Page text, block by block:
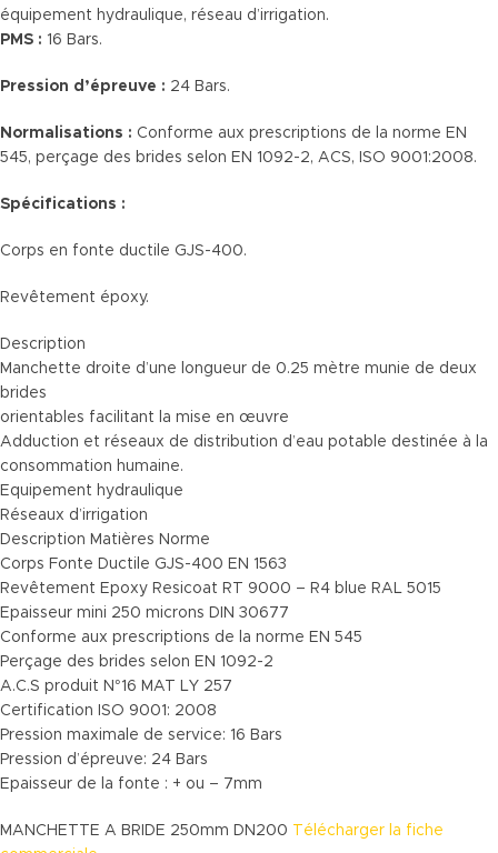
équipement hydraulique, réseau d’irrigation.
PMS : 16 Bars.
Pression d’épreuve : 24 Bars.
Normalisations : Conforme aux prescriptions de la norme EN
545, perçage des brides selon EN 1092-2, ACS, ISO 9001:2008.
Spécifications :
Corps en fonte ductile GJS-400.
Revêtement époxy.
Description
Manchette droite d’une longueur de 0.25 mètre munie de deux
brides
orientables facilitant la mise en œuvre
Adduction et réseaux de distribution d’eau potable destinée à la
consommation humaine.
Equipement hydraulique
Réseaux d’irrigation
Description Matières Norme
Corps Fonte Ductile GJS-400 EN 1563
Revêtement Epoxy Resicoat RT 9000 – R4 blue RAL 5015
Epaisseur mini 250 microns DIN 30677
Conforme aux prescriptions de la norme EN 545
Perçage des brides selon EN 1092-2
A.C.S produit N°16 MAT LY 257
Certification ISO 9001: 2008
Pression maximale de service: 16 Bars
Pression d’épreuve: 24 Bars
Epaisseur de la fonte : + ou – 7mm
MANCHETTE A BRIDE 250mm DN200
Télécharger la fiche